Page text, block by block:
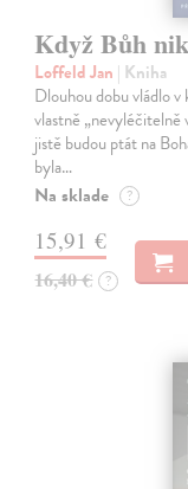
Když Bůh
Loffeld Jan | Kniha
Dlouhou dobu vládlo v
vlastně „nevyléčitelně
jistě budou ptát na
byla…
Na sklade ?
15,91 €
16,40 € ?